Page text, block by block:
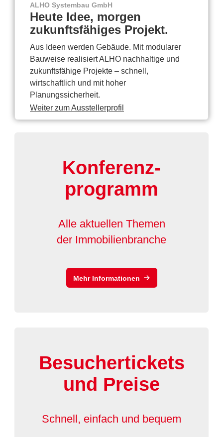
ALHO Systembau GmbH
Heute Idee, morgen
zukunftsfähiges Projekt.
Aus Ideen werden Gebäude. Mit modularer
Bauweise realisiert ALHO nachhaltige und
zukunftsfähige Projekte – schnell,
wirtschaftlich und mit hoher
Planungssicherheit.
Weiter zum Ausstellerprofil
Konferenz-
programm
Alle aktuellen Themen
der Immobilienbranche
Mehr Informationen
Besuchertickets
und Preise
Schnell, einfach und bequem